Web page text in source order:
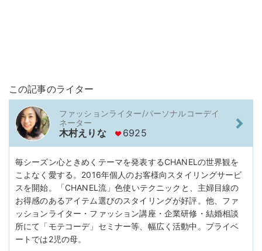
この記事のライター
ファッションライター/パーソナルコーデイ
ネーター
木村えりな 6925
毎シーズン心ときめくテーマを発表するCHANELの世界観を
こよなく愛する。2016年個人のお客様向スタイリングサービ
スを開始。「CHANEL流」色使いテクニックと、主婦目線の
お得感のあるアイテム選びのスタイリングが好評。他、ファ
ッションライター・ファッション講座・企業研修・結婚相談
所にて「モテコーデ」セミナー等、幅広く活動中。プライベ
ートでは2児の母。